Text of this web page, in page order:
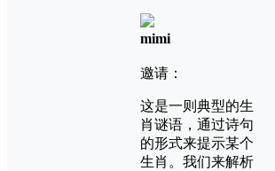
mimi
邀请：
这是一则典型的生
肖谜语，通过诗句
的形式来提示某个
生肖。我们来解析